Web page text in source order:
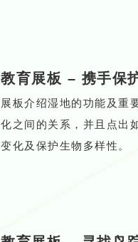
教育展板 – 携手保
展板介绍湿地的功能及重
化之间的关系，并且点出
变化及保护生物多样性。